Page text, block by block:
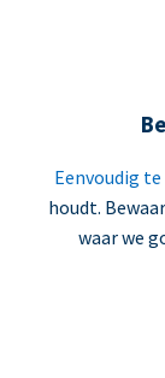
Eenvoudig
houdt.
waar we